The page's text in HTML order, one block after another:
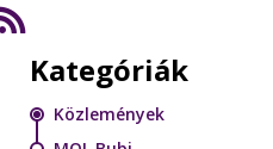
Kategóriák
Közlemények